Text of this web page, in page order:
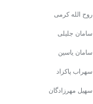
روح الله کرمی
سامان جلیلی
سامان یاسین
سهراب پاکزاد
سهیل مهرزادگان